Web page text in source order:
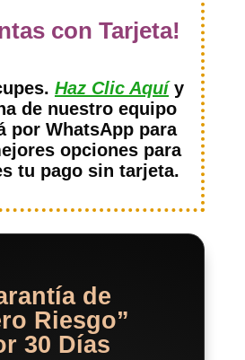
con Tarjeta!
Haz Clic Aquíy
de nuestro equipo
por WhatsApp para
opciones para
tu pago sin tarjeta.
de
Riesgo”
30 Días